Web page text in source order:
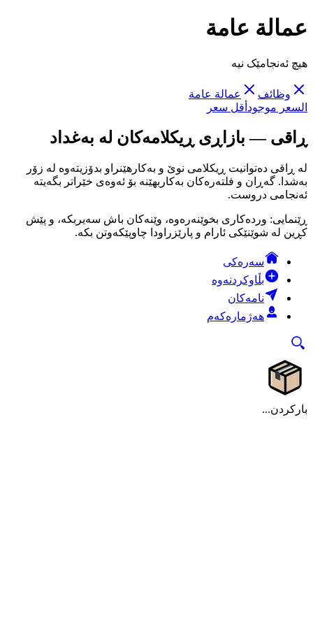
عمالة عامة
هیچ ئەنجامێک نیە
وظائف
عمالة عامة
السعر موجود أقل سعر
ڕاقی — بازاڕی ڕیکلامەکان لە بەغداد
لە ڕاقی دەتوانیت ڕیکلامی نوێ و بەکارهێنراو بدۆزیتەوە لە زۆر
بەشدا. گەڕان و فلتەرەکان بەکاربهێنە بۆ ئەوەی خێراتر بگەیتە
ئەنجامی دروست.
ڕێنمایی: وردەکاری بخوێنەرەوە، وێنەکان باش سەیربکە، و پێش
کڕین لە شوێنێکی ئارام و پارێزراودا چاوپێکەوتن بکە.
سەرەکی
بڵاوکردنەوە
نامەکان
هەژمارەکەم
بارکردن...